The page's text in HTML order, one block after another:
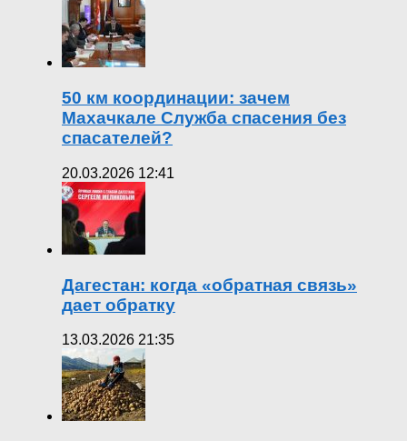
50 км координации: зачем
Махачкале Служба спасения без
спасателей?
20.03.2026 12:41
Дагестан: когда «обратная связь»
дает обратку
13.03.2026 21:35